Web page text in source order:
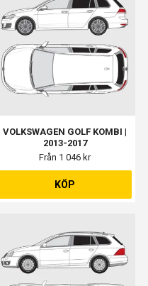
VOLKSWAGEN GOLF KOMBI |
2013-2017
Från 1 046 kr
KÖP